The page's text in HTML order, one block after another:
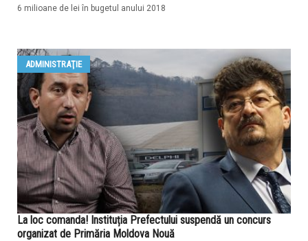
6 milioane de lei în bugetul anului 2018
ADMINISTRAŢIE
La loc comanda! Instituția Prefectului suspendă un concurs
organizat de Primăria Moldova Nouă